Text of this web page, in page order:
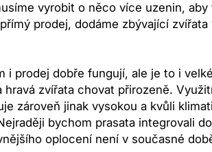
vyrobit o něco více uzenin, aby
prodej, dodáme zbývající zvířata
i prodej dobře fungují, ale je to i velké
zvířata chovat přirozeně.
zároveň jinak vysokou a kvůli
bychom prasata integrovali do
oplocení není v současné